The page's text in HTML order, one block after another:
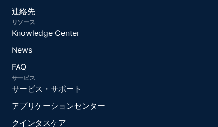
連絡先
リソース
Knowledge Center
News
FAQ
サービス
サービス・サポート
アプリケーションセンター
クインタスケア